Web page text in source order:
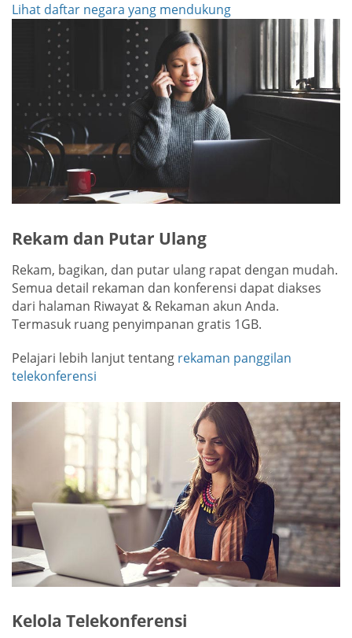
Lihat daftar negara yang mendukung
Rekam dan Putar Ulang
Rekam, bagikan, dan putar ulang rapat dengan mudah.
Semua detail rekaman dan konferensi dapat diakses
dari halaman Riwayat & Rekaman akun Anda.
Termasuk ruang penyimpanan gratis 1GB.
Pelajari lebih lanjut tentang rekaman panggilan
telekonferensi
Kelola Telekonferensi